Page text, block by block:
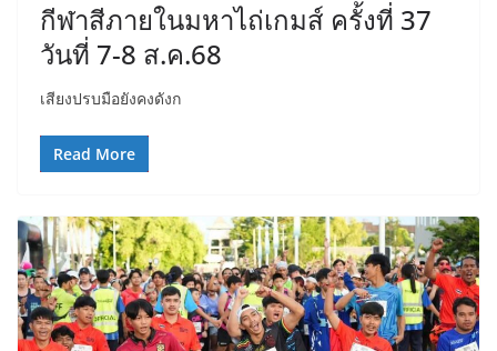
กีฬาสีภายในมหาไถ่เกมส์ ครั้งที่ 37
วันที่ 7-8 ส.ค.68
เสียงปรบมือยังคงดังก
Read More